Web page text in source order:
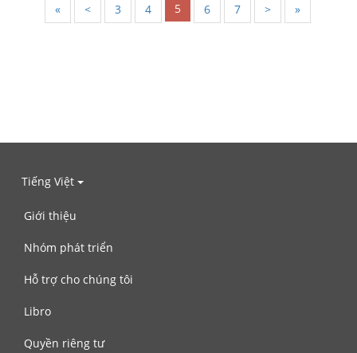
« < 3 4 5 6 7 > »
Tiếng Việt
Giới thiệu
Nhóm phát triển
Hỗ trợ cho chúng tôi
Libro
Quyền riêng tư